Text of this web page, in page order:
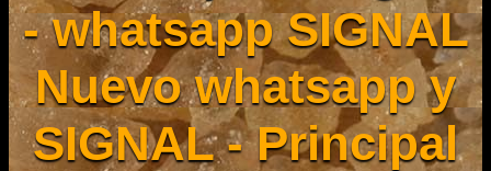
- whatsapp SIGNAL
Nuevo whatsapp y
SIGNAL - Principal